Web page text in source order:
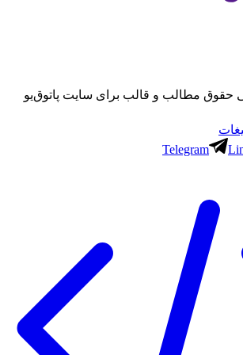
حقوق مطالب و قالب برای سایت پاتوق‌یو
Telegram